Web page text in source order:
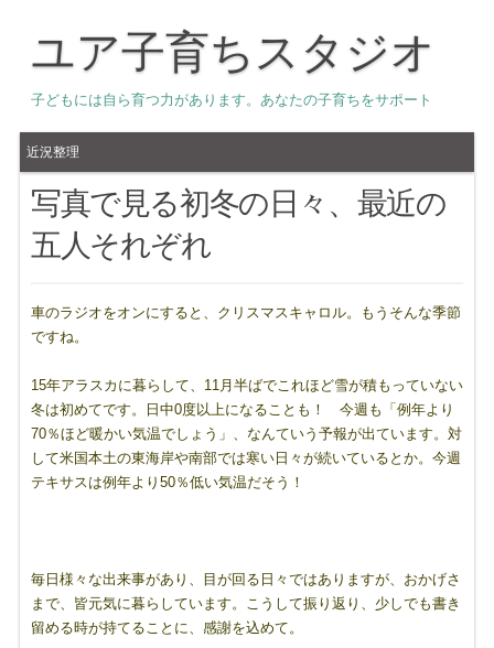
ユア子育ちスタジオ
子どもには自ら育つ力があります。あなたの子育ちをサポート
近況整理
写真で見る初冬の日々、最近の
五人それぞれ
車のラジオをオンにすると、クリスマスキャロル。もうそんな季節
ですね。
15年アラスカに暮らして、11月半ばでこれほど雪が積もっていない
冬は初めてです。日中0度以上になることも！ 今週も「例年より
70％ほど暖かい気温でしょう」、なんていう予報が出ています。対
して米国本土の東海岸や南部では寒い日々が続いているとか。今週
テキサスは例年より50％低い気温だそう！
毎日様々な出来事があり、目が回る日々ではありますが、おかげさ
まで、皆元気に暮らしています。こうして振り返り、少しでも書き
留める時が持てることに、感謝を込めて。